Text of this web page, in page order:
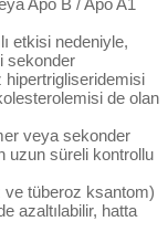
Apo B / Apo A1
etkisi nedeniyle,
sekonder
hipertrigliseridemisi
de olan
veya sekonder
uzun süreli kontrollu
ve tüberoz ksantom)
azaltılabilir, hatta